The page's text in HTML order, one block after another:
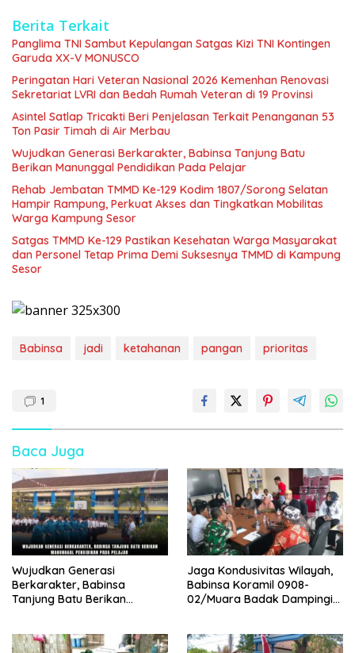
Berita Terkait
Panglima TNI Sambut Kepulangan Satgas Kizi TNI Kontingen
Garuda XX-V MONUSCO
Peringatan Hari Veteran Nasional 2026 Kemenhan Renovasi
Sekretariat LVRI dan Bedah Rumah Veteran di 19 Provinsi
Asintel Satlap Tricakti Beri Penjelasan Terkait Penanganan 53
Ton Pasir Timah di Air Merbau
Wujudkan Generasi Berkarakter, Babinsa Tanjung Batu
Berikan Manunggal Pendidikan Pada Pelajar
Rehab Jembatan TMMD Ke-129 Kodim 1807/Sorong Selatan
Hampir Rampung, Perkuat Akses dan Tingkatkan Mobilitas
Warga Kampung Sesor
Satgas TMMD Ke-129 Pastikan Kesehatan Warga Masyarakat
dan Personel Tetap Prima Demi Suksesnya TMMD di Kampung
Sesor
Babinsa jadi ketahanan pangan prioritas
1
Baca Juga
Wujudkan Generasi
Berkarakter, Babinsa
Tanjung Batu Berikan
Jaga Kondusivitas Wilayah,
Babinsa Koramil 0908-
02/Muara Badak Dampingi